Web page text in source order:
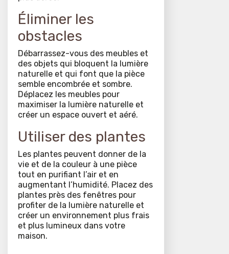
Éliminer les
obstacles
Débarrassez-vous des meubles et
des objets qui bloquent la lumière
naturelle et qui font que la pièce
semble encombrée et sombre.
Déplacez les meubles pour
maximiser la lumière naturelle et
créer un espace ouvert et aéré.
Utiliser des plantes
Les plantes peuvent donner de la
vie et de la couleur à une pièce
tout en purifiant l’air et en
augmentant l’humidité. Placez des
plantes près des fenêtres pour
profiter de la lumière naturelle et
créer un environnement plus frais
et plus lumineux dans votre
maison.